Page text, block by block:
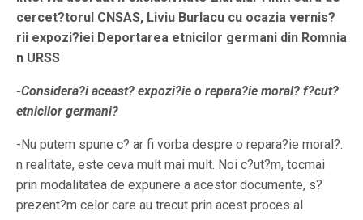
cercet?torul CNSAS, Liviu Burlacu cu ocazia vernis?
rii expozi?iei Deportarea etnicilor germani din Romnia
n URSS
-Considera?i aceast? expozi?ie o repara?ie moral? f?cut?
etnicilor germani?
-Nu putem spune c? ar fi vorba despre o repara?ie moral?.
n realitate, este ceva mult mai mult. Noi c?ut?m, tocmai
prin modalitatea de expunere a acestor documente, s?
prezent?m celor care au trecut prin acest proces al